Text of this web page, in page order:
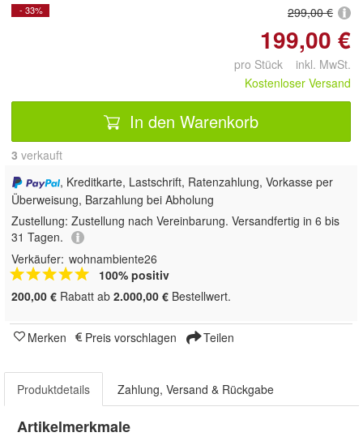
- 33% 299,00 €
199,00 €
pro Stück inkl. MwSt.
Kostenloser Versand
In den Warenkorb
3 verkauft
, Kreditkarte, Lastschrift, Ratenzahlung, Vorkasse per
Überweisung, Barzahlung bei Abholung
Zustellung: Zustellung nach Vereinbarung. Versandfertig in 6 bis
31 Tagen.
Verkäufer: wohnambiente26
100% positiv
200,00 € Rabatt ab 2.000,00 € Bestellwert.
Merken Preis vorschlagen Teilen
Produktdetails Zahlung, Versand & Rückgabe
Artikelmerkmale